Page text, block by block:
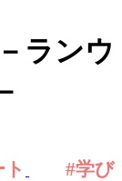
ランウ
#学び